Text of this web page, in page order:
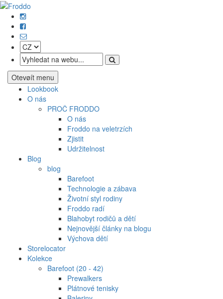
Otevøít menu
Lookbook
O nás
PROČ FRODDO
O nás
Froddo na veletrzích
Zjistit
Udržitelnost
Blog
blog
Barefoot
Technologie a zábava
Životní styl rodiny
Froddo radí
Blahobyt rodičů a dětí
Nejnovější články na blogu
Výchova dětí
Storelocator
Kolekce
Barefoot (20 - 42)
Prewalkers
Plátnové tenisky